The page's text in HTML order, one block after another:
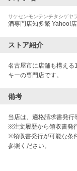
サケセンモンテンチタシゲヤ
酒専門店知多繁 Yahoo!店
ストア紹介
名古屋市に店舗も構え
キーの専門店です。
備考
当店は、適格請求書発行
※注文履歴から領収書発
※領収書発行が可能な条
参照ください。